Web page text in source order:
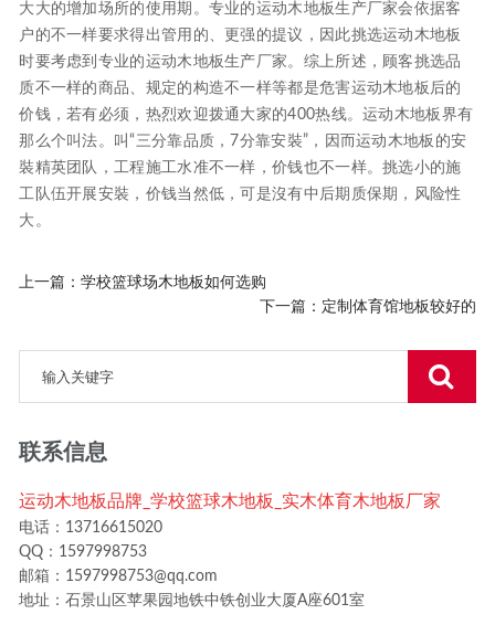
大大的增加场所的使用期。专业的运动木地板生产厂家会依据客
户的不一样要求得出管用的、更强的提议，因此挑选运动木地板
时要考虑到专业的运动木地板生产厂家。综上所述，顾客挑选品
质不一样的商品、规定的构造不一样等都是危害运动木地板后的
价钱，若有必须，热烈欢迎拨通大家的400热线。运动木地板界有
那么个叫法。叫“三分靠品质，7分靠安裝”，因而运动木地板的安
裝精英团队，工程施工水准不一样，价钱也不一样。挑选小的施
工队伍开展安裝，价钱当然低，可是沒有中后期质保期，风险性
大。
上一篇：学校篮球场木地板如何选购
下一篇： 定制体育馆地板较好的
联系信息
运动木地板品牌_学校篮球木地板_实木体育木地板厂家
电话：13716615020
QQ：1597998753
邮箱：1597998753@qq.com
地址：石景山区苹果园地铁中铁创业大厦A座601室